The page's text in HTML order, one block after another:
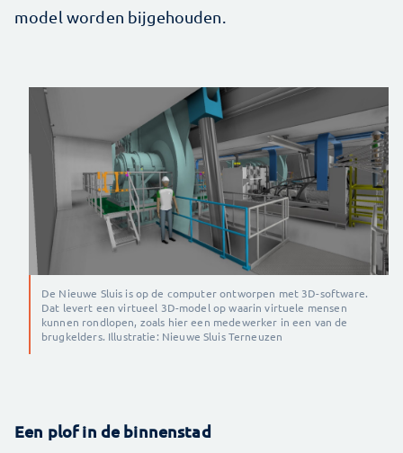
model worden bijgehouden.
De Nieuwe Sluis is op de computer ontworpen met 3D-software.
Dat levert een virtueel 3D-model op waarin virtuele mensen
kunnen rondlopen, zoals hier een medewerker in een van de
brugkelders. Illustratie: Nieuwe Sluis Terneuzen
Een plof in de binnenstad